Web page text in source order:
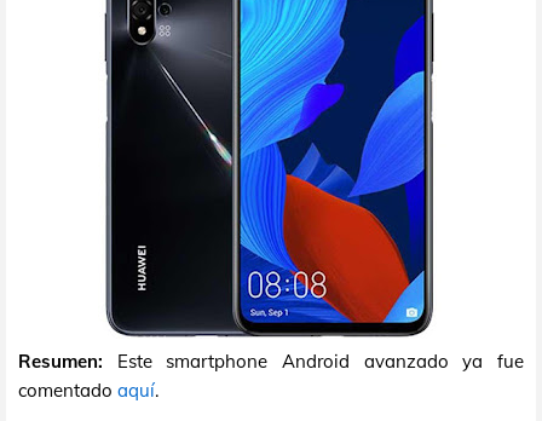
Resumen: Este smartphone Android avanzado ya fue
comentado aquí.